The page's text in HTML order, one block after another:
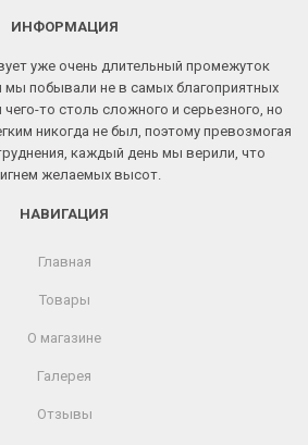
ИНФОРМАЦИЯ
уже очень длительный промежуток
мы побывали не в самых благоприятных
то столь сложного и серьезного, но
никогда не был, поэтому превозмогая
каждый день мы верили, что
желаемых высот.
НАВИГАЦИЯ
Главная
Товары
О магазине
Галерея
Отзывы